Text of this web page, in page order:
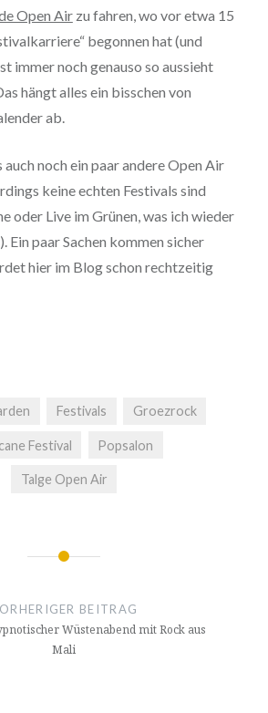
Open Airzu fahren, wo vor etwa 15
begonnen hat (und
immer noch genauso so aussieht
hängt alles ein bisschen von
ab.
noch ein paar andere Open Air
keine echten Festivals sind
oder Live im Grünen, was ich wieder
Ein paar Sachen kommen sicher
hier im Blog schon rechtzeitig
Festivals Groezrock
Festival Popsalon
Talge Open Air
BEITRAG
Wüstenabend mit Rock aus
Mali